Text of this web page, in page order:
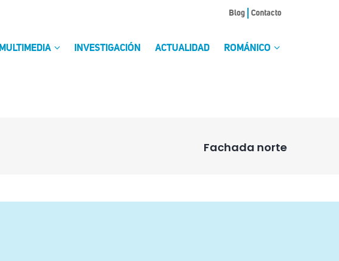
Blog Contacto
MULTIMEDIA INVESTIGACIÓN ACTUALIDAD ROMÁNICO
Fachada norte